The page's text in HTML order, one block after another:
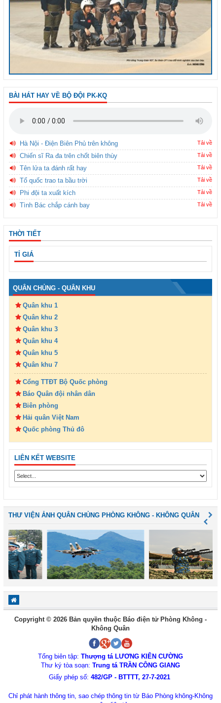
BÀI HÁT HAY VỀ BỘ ĐỘI PK-KQ
Hà Nội - Điện Biên Phủ trên không Tải về
Chiến sĩ Ra đa trên chốt biên thùy Tải về
Tên lửa ta đánh rất hay Tải về
Tổ quốc trao ta bầu trời Tải về
Phi đội ta xuất kích Tải về
Tình Bác chắp cánh bay Tải về
THỜI TIẾT
TỈ GIÁ
QUÂN CHỦNG - QUÂN KHU
Quân khu 1
Quân khu 2
Quân khu 3
Quân khu 4
Quân khu 5
Quân khu 7
Cổng TTĐT Bộ Quốc phòng
Báo Quân đội nhân dân
Biên phòng
Hải quân Việt Nam
Quốc phòng Thủ đô
LIÊN KẾT WEBSITE
THƯ VIỆN ẢNH QUÂN CHỦNG PHÒNG KHÔNG - KHÔNG QUÂN
Copyright © 2026 Bản quyền thuộc Báo điện tử Phòng Không -
Không Quân
Tổng biên tập: Thượng tá LƯƠNG KIÊN CƯỜNG
Thư ký tòa soạn: Trung tá TRẦN CÔNG GIANG
Giấy phép số: 482/GP - BTTTT, 27-7-2021
Chỉ phát hành thông tin, sao chép thông tin từ Báo Phòng không-Không